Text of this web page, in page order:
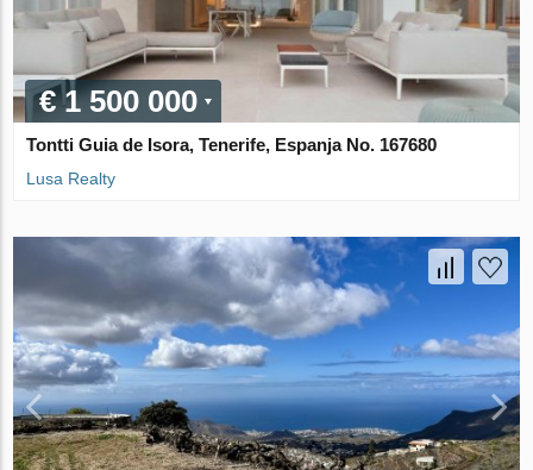
€ 1 500 000
Tontti Guia de Isora, Tenerife, Espanja No. 167680
Lusa Realty